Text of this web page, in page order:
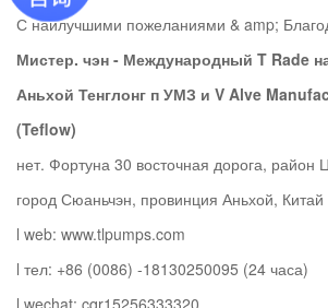
С наилучшими пожеланиями & amp;
Мистер. чэн - Международный T Rade
Аньхой Тенглонг п УМЗ и V Alve
(Teflow)
нет. Фортуна 30 восточная дорога, район
город Сюаньчэн, провинция Аньхой, Китай
l web: www.tlpumps.com
l тел: +86 (0086) -18130250095 (24 часа)
l wechat: cqr15256333320